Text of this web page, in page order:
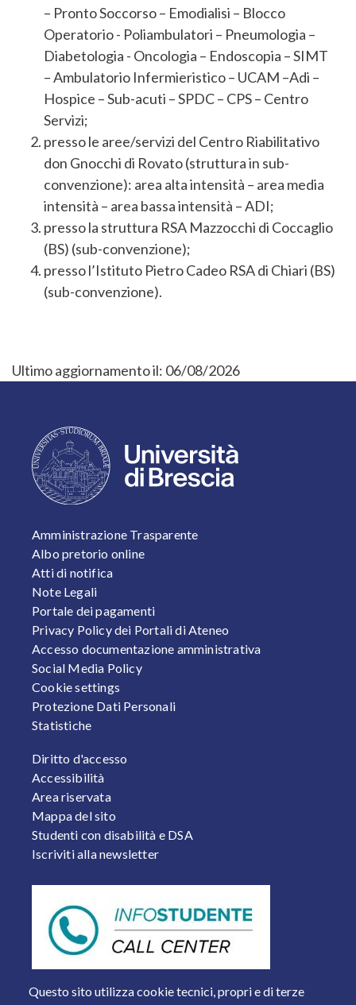
– Pronto Soccorso – Emodialisi – Blocco
Operatorio - Poliambulatori – Pneumologia –
Diabetologia - Oncologia – Endoscopia – SIMT
– Ambulatorio Infermieristico – UCAM –Adi –
Hospice – Sub-acuti – SPDC – CPS – Centro
Servizi;
presso le aree/servizi del Centro Riabilitativo
don Gnocchi di Rovato (struttura in sub-
convenzione): area alta intensità – area media
intensità – area bassa intensità – ADI;
presso la struttura RSA Mazzocchi di Coccaglio
(BS) (sub-convenzione);
presso l’Istituto Pietro Cadeo RSA di Chiari (BS)
(sub-convenzione).
Ultimo aggiornamento il: 06/08/2026
Questo sito utilizza cookie tecnici, propri e di terze
FOOTER 1
Amministrazione Trasparente
Albo pretorio online
Atti di notifica
Note Legali
Portale dei pagamenti
Privacy Policy dei Portali di Ateneo
Accesso documentazione amministrativa
Social Media Policy
Cookie settings
Protezione Dati Personali
Statistiche
FOOTER 2
Diritto d'accesso
Accessibilità
Area riservata
Mappa del sito
Studenti con disabilità e DSA
Iscriviti alla newsletter